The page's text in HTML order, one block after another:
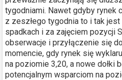
tygodniami. Nawet gdyby rynek
z zeszłego tygodnia to i tak jest
spadkach i za zajęciem pozycji
obserwacje i przyłączenie się
momencie, gdy rynek się
na poziomie 3,20, a nowe dołki
potencjalnym wsparciom na